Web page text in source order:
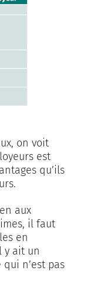
on voit
est
qu’ils
aux
il faut
en
y ait un
n’est pas